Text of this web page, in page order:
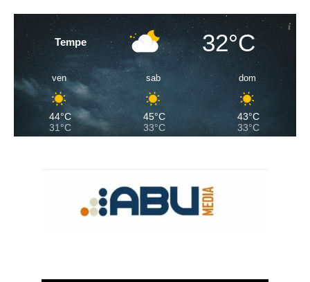
Tempe 32°C
ven
44°C
31°C
sab
45°C
33°C
dom
43°C
33°C